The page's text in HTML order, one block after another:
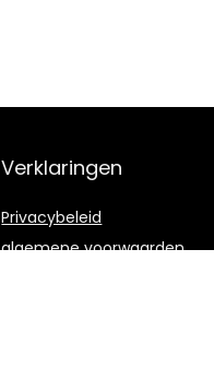
Verklaringen
Privacybeleid
algemene voorwaarden